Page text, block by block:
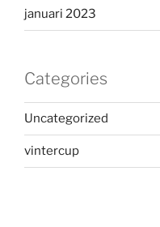
januari 2023
Categories
Uncategorized
vintercup